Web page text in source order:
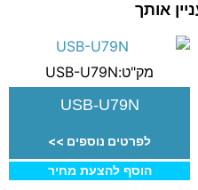
אותך
מק"ט:USB-U79N
USB-U79N
לפרטים נוספים >>
הוסף להצעת מחיר